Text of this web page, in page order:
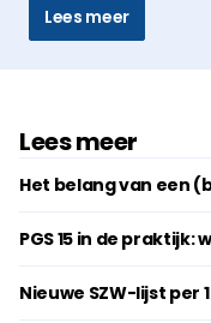
Lees meer
Lees meer
Het belang van een
PGS 15 in de
Nieuwe SZW-lijst per